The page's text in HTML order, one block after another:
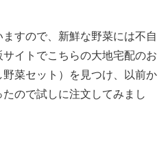
すので、新鮮な野菜には不自
イトでこちらの大地宅配のお
菜セット）を見つけ、以前か
ので試しに注文してみまし